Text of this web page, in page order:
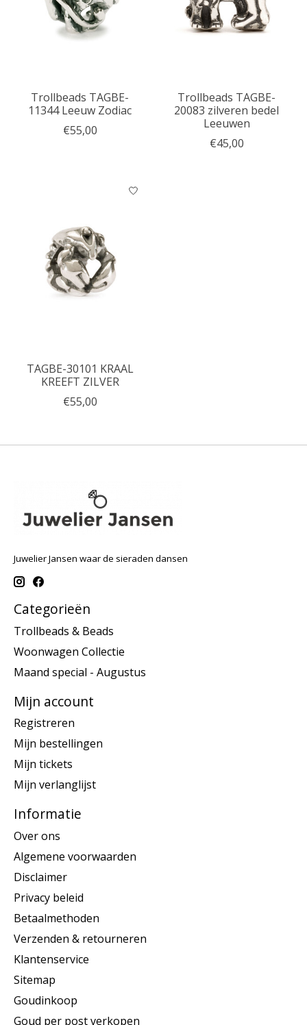
Trollbeads TAGBE-
11344 Leeuw Zodiac
€55,00
Trollbeads TAGBE-
20083 zilveren bedel
Leeuwen
€45,00
TAGBE-30101 KRAAL
KREEFT ZILVER
€55,00
Juwelier Jansen waar de sieraden dansen
Categorieën
Trollbeads & Beads
Woonwagen Collectie
Maand special - Augustus
Mijn account
Registreren
Mijn bestellingen
Mijn tickets
Mijn verlanglijst
Informatie
Over ons
Algemene voorwaarden
Disclaimer
Privacy beleid
Betaalmethoden
Verzenden & retourneren
Klantenservice
Sitemap
Goudinkoop
Goud per post verkopen